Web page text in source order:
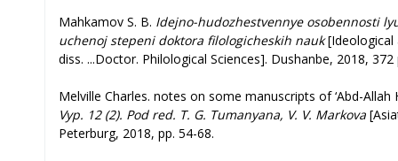
Mahkamov S. B. Idejno-hudozhestvennye osobennosti
uchenoj stepeni doktora filologicheskih nauk
diss. ...Doctor. Philological Sciences]. Dushanbe, 2018, 372
Melville Charles. notes on some manuscripts of ‘Abd-
Vyp. 12 (2). Pod red. T. G. Tumanyana, V. V. Markova
Peterburg, 2018, рр. 54-68.